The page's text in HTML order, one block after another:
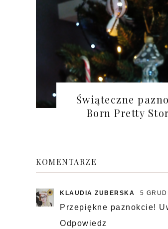
Świąteczne
Born Pretty
KOMENTARZE
KLAUDIA ZUBERSKA 5
Przepiękne paznokcie!
Odpowiedz